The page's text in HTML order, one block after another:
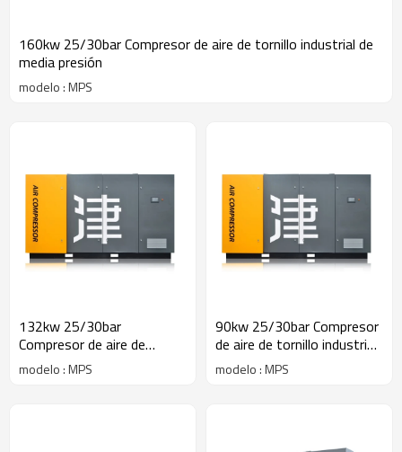
160kw 25/30bar Compresor de aire de tornillo industrial de
media presión
modelo : MPS
132kw 25/30bar
Compresor de aire de
tornillo industrial de media
presión
modelo : MPS
90kw 25/30bar Compresor
de aire de tornillo industrial
de media presión
modelo : MPS